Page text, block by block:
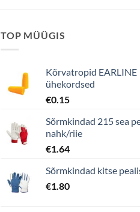
TOP MÜÜGIS
Kõrvatropid EARLINE
ühekordsed
€0.15
Sõrmkindad 215 sea
nahk/riie
€1.64
Sõrmkindad kitse
€1.80